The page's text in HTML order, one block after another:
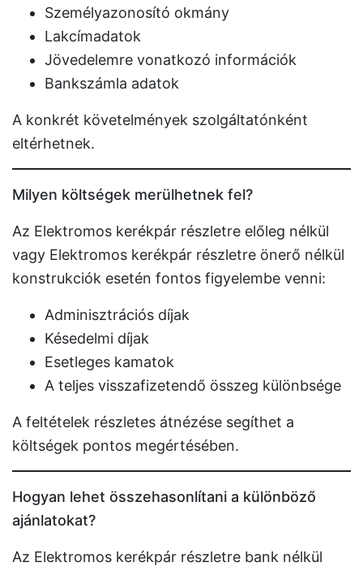
Személyazonosító okmány
Lakcímadatok
Jövedelemre vonatkozó információk
Bankszámla adatok
A konkrét követelmények szolgáltatónként
eltérhetnek.
Milyen költségek merülhetnek fel?
Az Elektromos kerékpár részletre előleg nélkül
vagy Elektromos kerékpár részletre önerő nélkül
konstrukciók esetén fontos figyelembe venni:
Adminisztrációs díjak
Késedelmi díjak
Esetleges kamatok
A teljes visszafizetendő összeg különbsége
A feltételek részletes átnézése segíthet a
költségek pontos megértésében.
Hogyan lehet összehasonlítani a különböző
ajánlatokat?
Az Elektromos kerékpár részletre bank nélkül